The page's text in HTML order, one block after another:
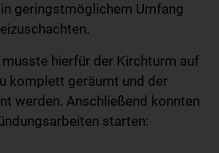
geringstmöglichem Umfang
hierfür der Kirchturm auf
komplett geräumt und der
werden. Anschließend konnten
starten: